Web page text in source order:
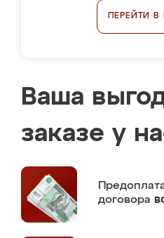
ПЕРЕЙТИ В
Ваша
заказе у
договора